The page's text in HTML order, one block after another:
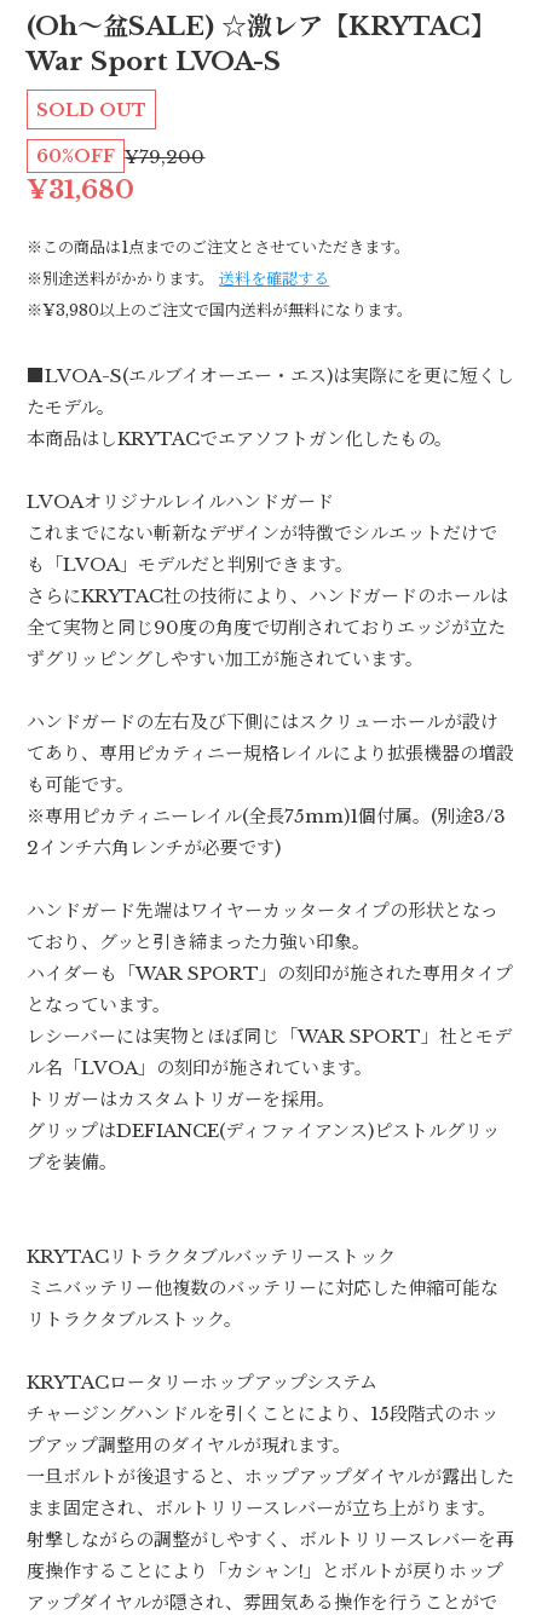
(Oh〜盆SALE) ☆激レア【KRYTAC】
War Sport LVOA-S
¥79,200
60%OFF
¥31,680
SOLD OUT
※この商品は1点までのご注文とさせていただきます。
※別途送料がかかります。
送料を確認する
※¥3,980以上のご注文で国内送料が無料になります。
■LVOA-S(エルブイオーエー・エス)は実際にを更に短くし
たモデル。
本商品はしKRYTACでエアソフトガン化したもの。
LVOAオリジナルレイルハンドガード
これまでにない斬新なデザインが特徴でシルエットだけで
も「LVOA」モデルだと判別できます。
さらにKRYTAC社の技術により、ハンドガードのホールは
全て実物と同じ90度の角度で切削されておりエッジが立た
ずグリッピングしやすい加工が施されています。
ハンドガードの左右及び下側にはスクリューホールが設け
てあり、専用ピカティニー規格レイルにより拡張機器の増設
も可能です。
※専用ピカティニーレイル(全長75mm)1個付属。(別途3/3
2インチ六角レンチが必要です)
ハンドガード先端はワイヤーカッタータイプの形状となっ
ており、グッと引き締まった力強い印象。
ハイダーも「WAR SPORT」の刻印が施された専用タイプ
となっています。
レシーバーには実物とほぼ同じ「WAR SPORT」社とモデ
ル名「LVOA」の刻印が施されています。
トリガーはカスタムトリガーを採用。
グリップはDEFIANCE(ディファイアンス)ピストルグリッ
プを装備。
KRYTACリトラクタブルバッテリーストック
ミニバッテリー他複数のバッテリーに対応した伸縮可能な
リトラクタブルストック。
KRYTACロータリーホップアップシステム
チャージングハンドルを引くことにより、15段階式のホッ
プアップ調整用のダイヤルが現れます。
一旦ボルトが後退すると、ホップアップダイヤルが露出した
まま固定され、ボルトリリースレバーが立ち上がります。
射撃しながらの調整がしやすく、ボルトリリースレバーを再
度操作することにより「カシャン!」とボルトが戻りホップ
アップダイヤルが隠され、雰囲気ある操作を行うことがで